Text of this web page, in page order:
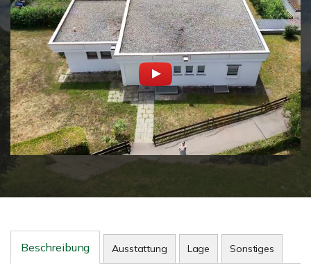
Beschreibung Ausstattung Lage Sonstiges